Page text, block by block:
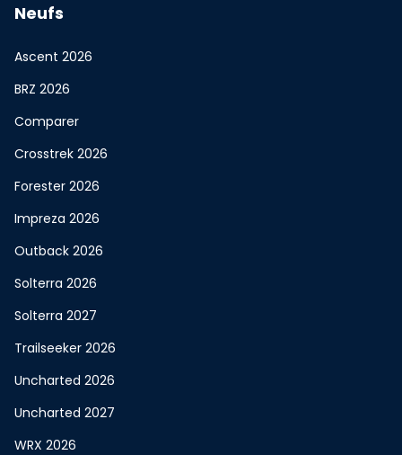
Neufs
Ascent 2026
BRZ 2026
Comparer
Crosstrek 2026
Forester 2026
Impreza 2026
Outback 2026
Solterra 2026
Solterra 2027
Trailseeker 2026
Uncharted 2026
Uncharted 2027
WRX 2026